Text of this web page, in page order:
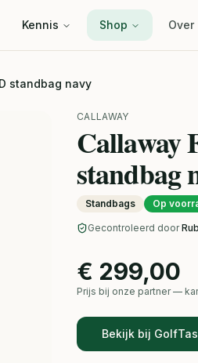
Kennis Shop Over
standbag navy
CALLAWAY
Callaway
standbag
Standbags Op
Gecontroleerd door
€ 299,00
Prijs bij onze partner —
Bekijk bij